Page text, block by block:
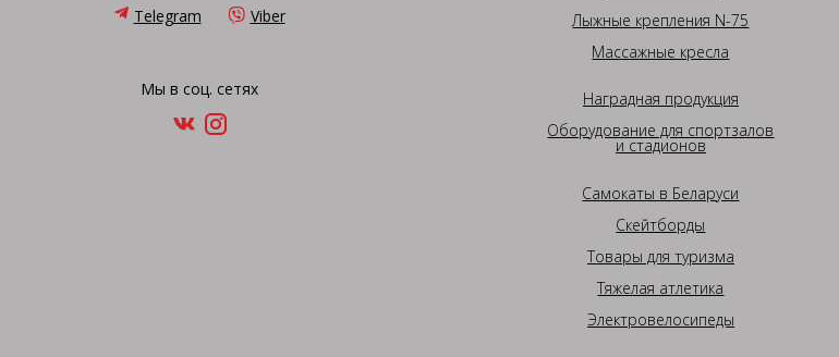
Telegram Viber
Мы в соц. сетях
Лыжные крепления N-75
Массажные кресла
Наградная продукция
Оборудование для спортзалов
и стадионов
Самокаты в Беларуси
Скейтборды
Товары для туризма
Тяжелая атлетика
Электровелосипеды